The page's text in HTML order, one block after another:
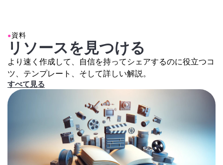
●資料
リソースを見つける
より速く作成して、自信を持ってシェアするのに役立つコ
ツ、テンプレート、そして詳しい解説。
すべて見る